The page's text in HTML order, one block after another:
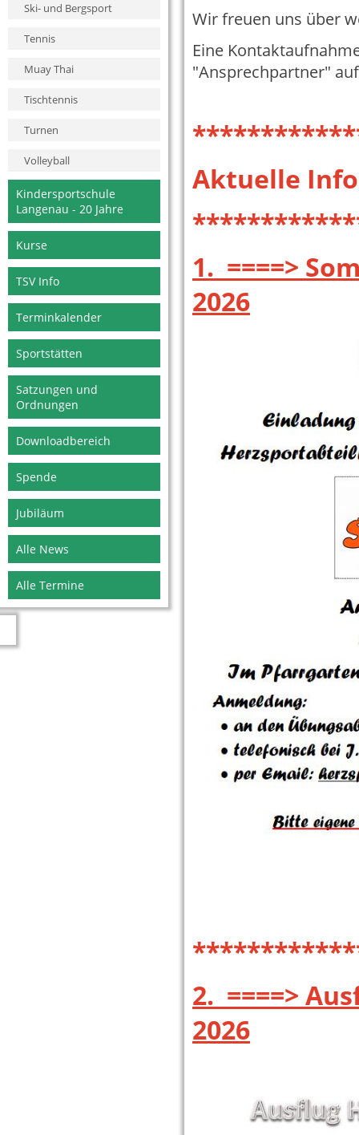
Wir freuen uns über
Eine
"Ansprechpartner"
Aktuelle
1. ====>
2026
2. ====>
2026
Ski- und Bergsport
Tennis
Muay Thai
Tischtennis
Turnen
Volleyball
Kindersportschule
Langenau - 20 Jahre
Kurse
TSV Info
Terminkalender
Sportstätten
Satzungen und
Ordnungen
Downloadbereich
Spende
Jubiläum
Alle News
Alle Termine